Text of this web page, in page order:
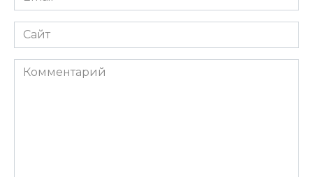
*
Сайт
Комментарий